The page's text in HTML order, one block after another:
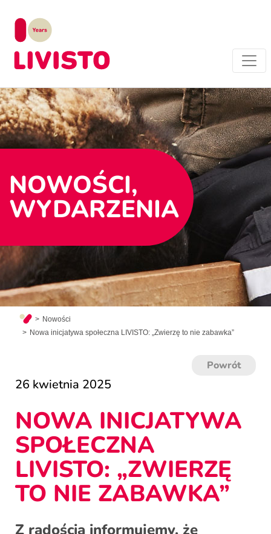
NOWOŚCI,
WYDARZENIA
Nowości
Nowa inicjatywa społeczna LIVISTO: „Zwierzę to nie zabawka”
Powrót
26 kwietnia 2025
NOWA INICJATYWA
SPOŁECZNA
LIVISTO: „ZWIERZĘ
TO NIE ZABAWKA”
Z radością informujemy, że